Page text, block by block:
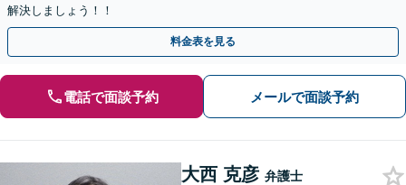
解決しましょう！！
料金表を見る
電話で面談予約 メールで面談予約
大西 克彦 弁護士